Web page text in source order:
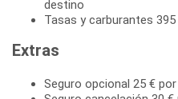
destino
Tasas y carburantes
Extras
Seguro opcional 25 €